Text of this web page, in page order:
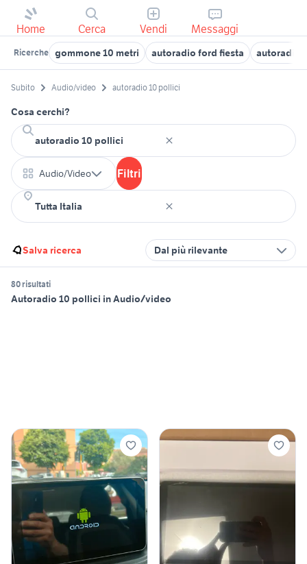
Home Cerca Vendi Messaggi
Ricerche gommone 10 metri autoradio ford fiesta autoradio
Subito Audio/video autoradio 10 pollici
Cosa cerchi?
Audio/Video Filtri
Salva ricerca Dal più rilevante
80 risultati
Autoradio 10 pollici in Audio/video